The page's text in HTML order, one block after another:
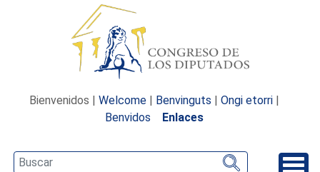
Bienvenidos | Welcome | Benvinguts | Ongi etorri |
Benvidos
Enlaces